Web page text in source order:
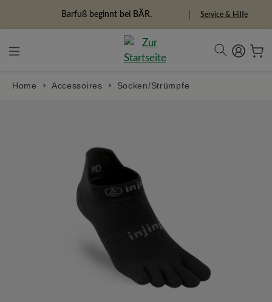
Freiheitspioniere Service & Hilfe
Home Accessoires Socken/Strümpfe